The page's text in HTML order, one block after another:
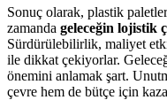
Sonuç olarak, plastik
zamanda geleceğin lojistik
Sürdürülebilirlik, maliyet
ile dikkat çekiyorlar.
önemini anlamak şart.
çevre hem de bütçe için